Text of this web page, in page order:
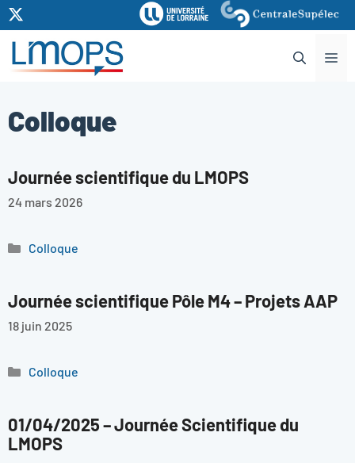
Aller
au
contenu
Colloque
Journée scientifique du LMOPS
24 mars 2026
Catégories
Colloque
Journée scientifique Pôle M4 – Projets AAP
18 juin 2025
Catégories
Colloque
01/04/2025 – Journée Scientifique du
LMOPS